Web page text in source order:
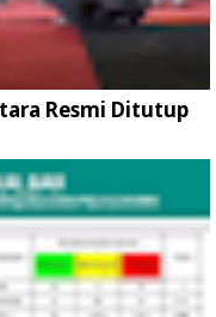
Resmi Ditutup